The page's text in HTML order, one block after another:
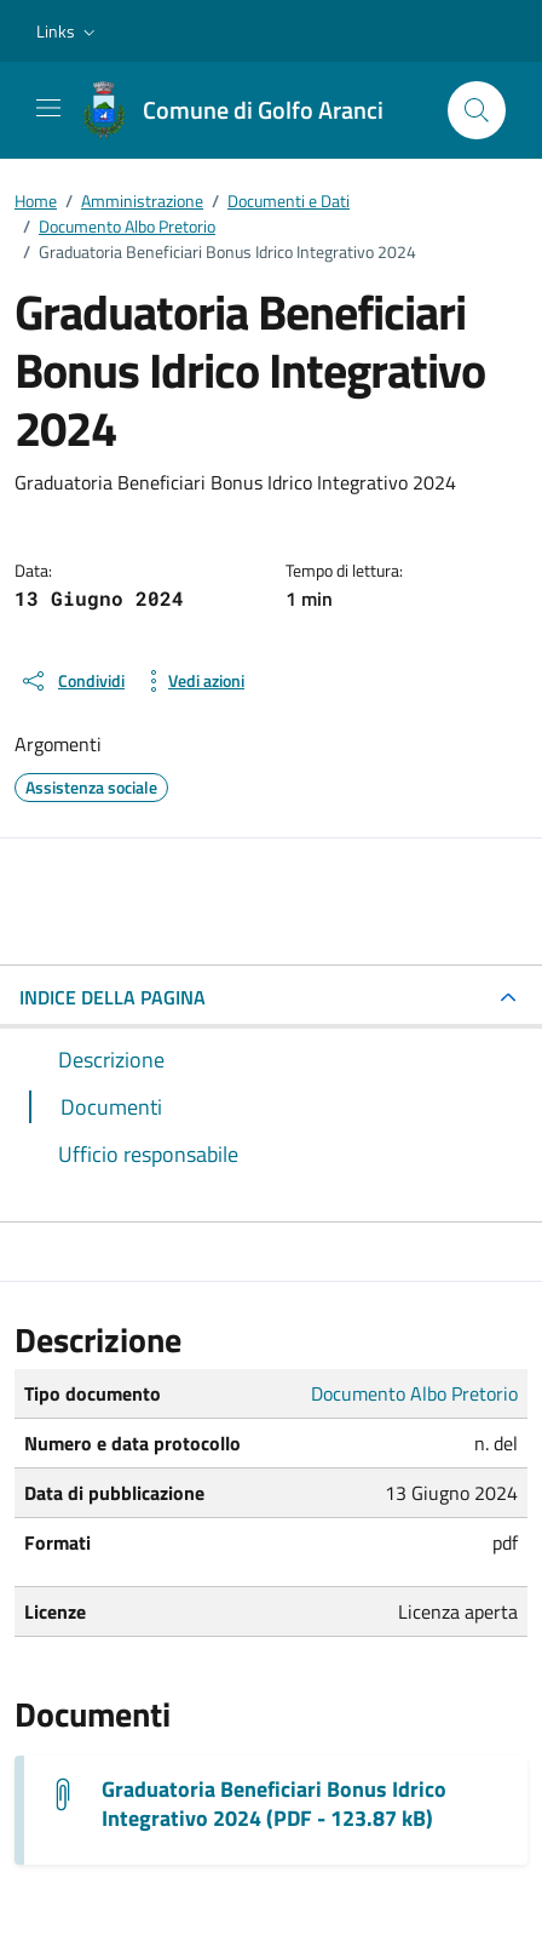
Links
Comune di Golfo Aranci
Home / Amministrazione / Documenti e Dati
/ Documento Albo Pretorio
/ Graduatoria Beneficiari Bonus Idrico Integrativo 2024
Graduatoria Beneficiari
Bonus Idrico Integrativo
2024
Dettagli del documento
Graduatoria Beneficiari Bonus Idrico Integrativo 2024
Data:
13 Giugno 2024
Tempo di lettura:
1 min
Condividi Vedi azioni
Argomenti
Assistenza sociale
INDICE DELLA PAGINA
Descrizione
Documenti
Ufficio responsabile
Descrizione
Tipo documento
Documento Albo Pretorio
Numero e data protocollo
n. del
Data di pubblicazione
13 Giugno 2024
Formati
pdf
Licenze Licenza aperta
Documenti
Graduatoria Beneficiari Bonus Idrico
Integrativo 2024 (PDF - 123.87 kB)